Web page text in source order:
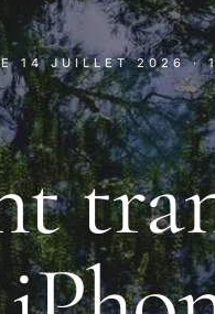
14 JUILLET 2026 ·